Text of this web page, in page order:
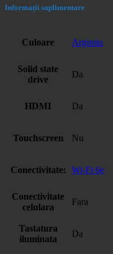
Informații suplimentare
Culoare Argintiu
Solid state
drive
Da
HDMI Da
Touchscreen Nu
Conectivitate: Wi-Fi 6e
Conectivitate
celulara
Fara
Tastatura
iluminata
Da